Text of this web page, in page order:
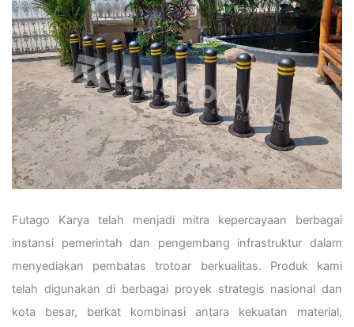
Futago Karya telah menjadi mitra kepercayaan berbagai
instansi pemerintah dan pengembang infrastruktur dalam
menyediakan pembatas trotoar berkualitas. Produk kami
telah digunakan di berbagai proyek strategis nasional dan
kota besar, berkat kombinasi antara kekuatan material,